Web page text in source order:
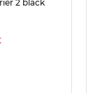
2 black